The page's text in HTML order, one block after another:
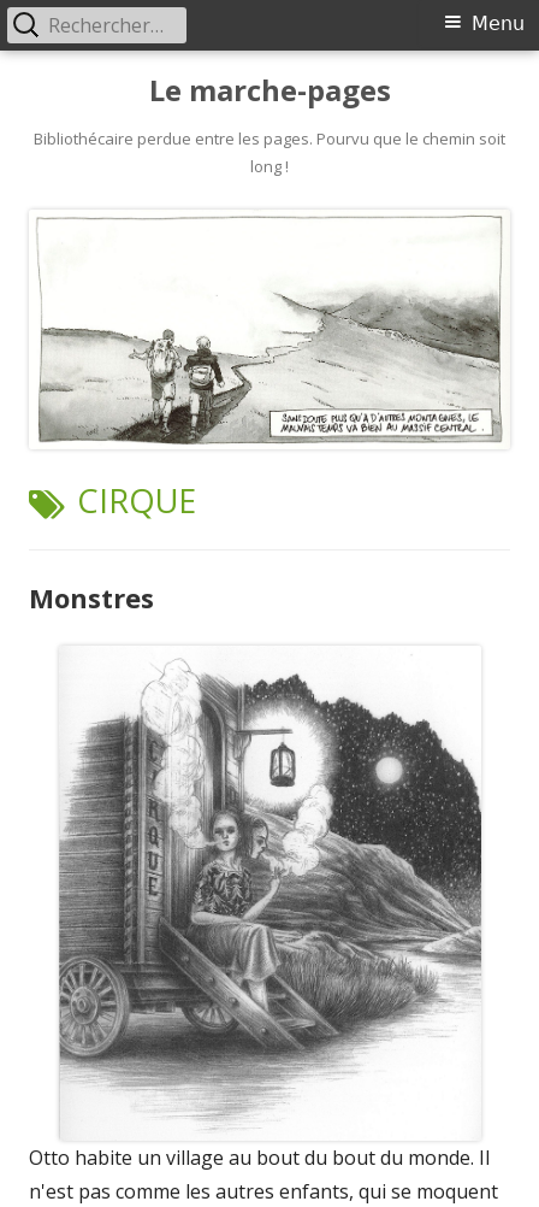
content
Le marche-pages
Bibliothécaire perdue entre les pages. Pourvu que le chemin soit
long !
Primary
Menu
Rechercher :
TAG:
CIRQUE
Monstres
Otto habite un village au bout du bout du monde. Il
n'est pas comme les autres enfants, qui se moquent